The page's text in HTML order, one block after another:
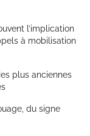
l’implication
à mobilisation
plus anciennes
du signe